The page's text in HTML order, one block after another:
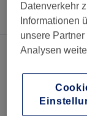
Sortieren nach
Ein Salon, der
Datenverkehr
Informationen
unsere
Analysen